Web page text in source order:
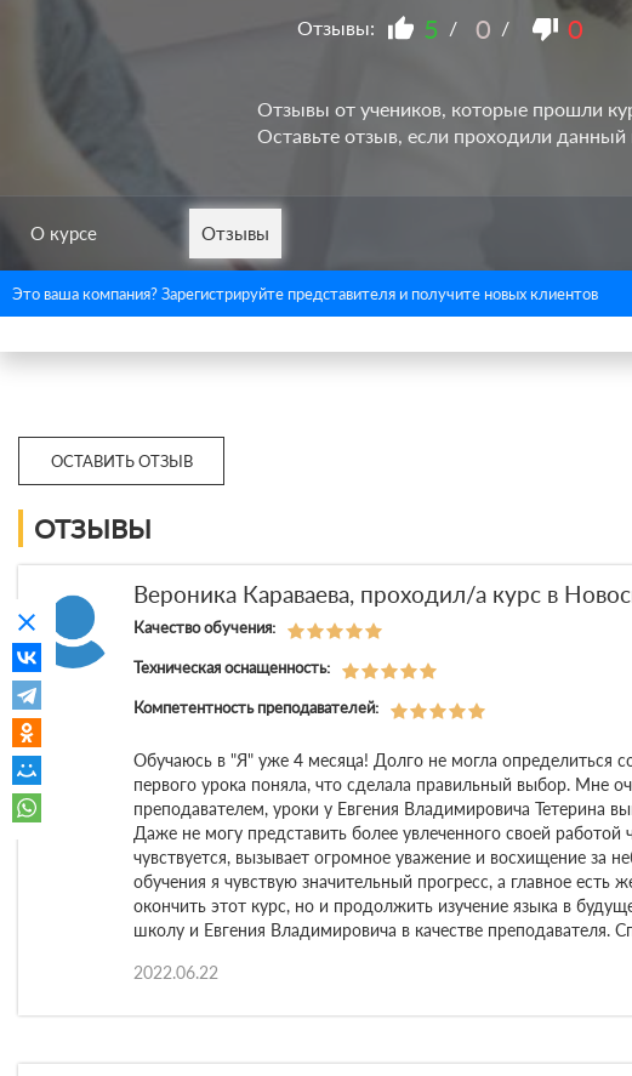
clear
Отзывы: 5 / 0 / 0
Отзывы от учеников, которые прошли
Оставьте отзыв, если проходили
О курсе Отзывы
ОСТАВИТЬ ОТЗЫВ
ОТЗЫВЫ
Вероника Караваева, проходил/а курс в
Качество обучения:
Техническая оснащенность:
Компетентность преподавателей:
Обучаюсь в "Я" уже 4 месяца! Долго не могла определиться
первого урока поняла, что сделала правильный выбор. Мне
преподавателем, уроки у Евгения Владимировича Тетерина
Даже не могу представить более увлеченного своей работой
чувствуется, вызывает огромное уважение и восхищение за
обучения я чувствую значительный прогресс, а главное есть
окончить этот курс, но и продолжить изучение языка в
школу и Евгения Владимировича в качестве преподавателя.
2022.06.22
Это ваша компания? Зарегистрируйте представителя и получите новых клиентов